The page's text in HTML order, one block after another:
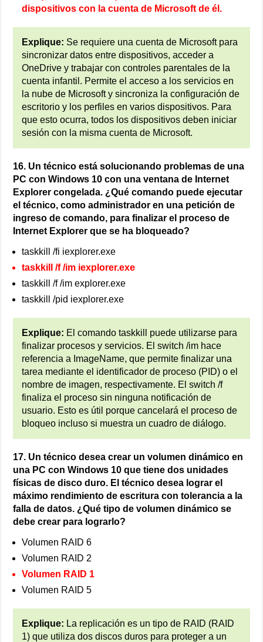
dispositivos con la cuenta de Microsoft de él.
Explique: Se requiere una cuenta de Microsoft para
sincronizar datos entre dispositivos, acceder a
OneDrive y trabajar con controles parentales de la
cuenta infantil. Permite el acceso a los servicios en
la nube de Microsoft y sincroniza la configuración de
escritorio y los perfiles en varios dispositivos. Para
que esto ocurra, todos los dispositivos deben iniciar
sesión con la misma cuenta de Microsoft.
16. Un técnico está solucionando problemas de una
PC con Windows 10 con una ventana de Internet
Explorer congelada. ¿Qué comando puede ejecutar
el técnico, como administrador en una petición de
ingreso de comando, para finalizar el proceso de
Internet Explorer que se ha bloqueado?
taskkill /fi iexplorer.exe
taskkill /f /im iexplorer.exe
taskkill /f /im explorer.exe
taskkill /pid iexplorer.exe
Explique: El comando taskkill puede utilizarse para
finalizar procesos y servicios. El switch /im hace
referencia a ImageName, que permite finalizar una
tarea mediante el identificador de proceso (PID) o el
nombre de imagen, respectivamente. El switch /f
finaliza el proceso sin ninguna notificación de
usuario. Esto es útil porque cancelará el proceso de
bloqueo incluso si muestra un cuadro de diálogo.
17. Un técnico desea crear un volumen dinámico en
una PC con Windows 10 que tiene dos unidades
físicas de disco duro. El técnico desea lograr el
máximo rendimiento de escritura con tolerancia a la
falla de datos. ¿Qué tipo de volumen dinámico se
debe crear para lograrlo?
Volumen RAID 6
Volumen RAID 2
Volumen RAID 1
Volumen RAID 5
Explique: La replicación es un tipo de RAID (RAID
1) que utiliza dos discos duros para proteger a un